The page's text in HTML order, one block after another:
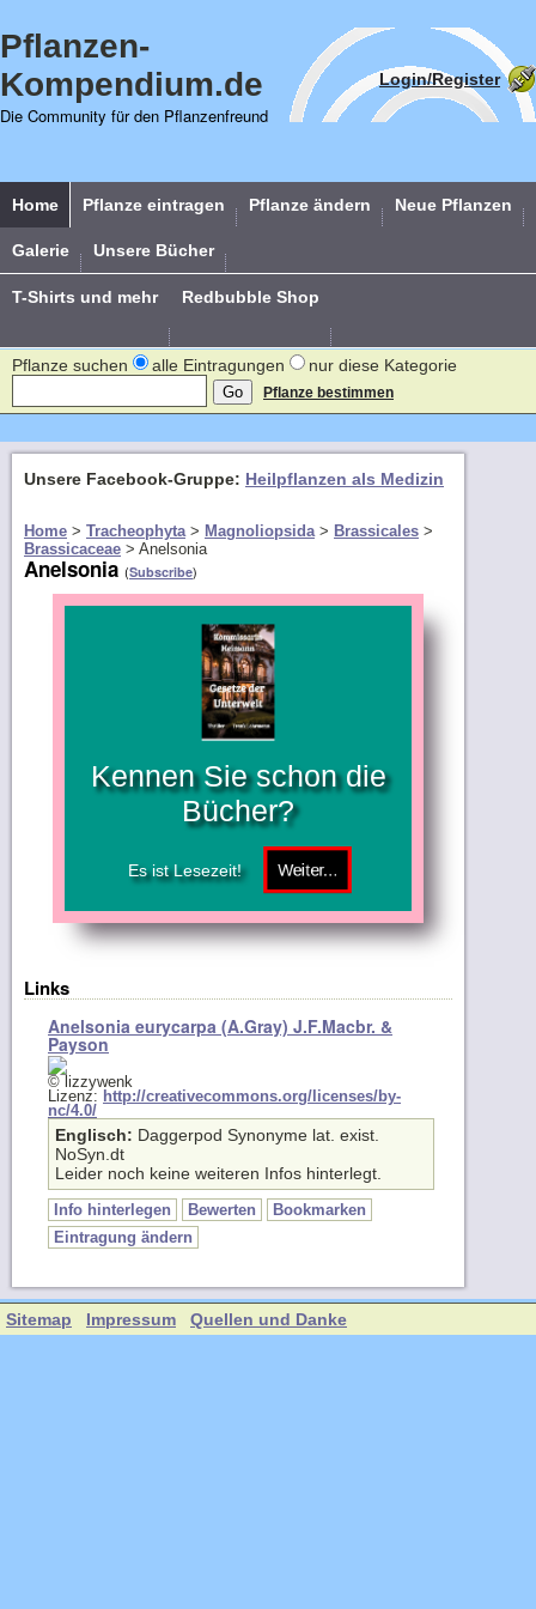
Login/Register
Pflanzen-
Kompendium.de
Die Community für den Pflanzenfreund
Home Pflanze eintragen Pflanze ändern Neue Pflanzen
Galerie Unsere Bücher
T-Shirts und mehr Redbubble Shop
Pflanze suchen alle Eintragungen nur diese Kategorie
Pflanze bestimmen
Unsere Facebook-Gruppe: Heilpflanzen als Medizin
Home > Tracheophyta > Magnoliopsida > Brassicales >
Brassicaceae > Anelsonia
Anelsonia (Subscribe)
Kennen Sie schon die
Bücher?
Es ist Lesezeit!
Links
Anelsonia eurycarpa (A.Gray) J.F.Macbr. &
Payson
© lizzywenk
Lizenz: http://creativecommons.org/licenses/by-
nc/4.0/
Englisch: Daggerpod Synonyme lat. exist.
NoSyn.dt
Leider noch keine weiteren Infos hinterlegt.
Info hinterlegen Bewerten
Bookmarken
Eintragung ändern
Sitemap Impressum Quellen und Danke